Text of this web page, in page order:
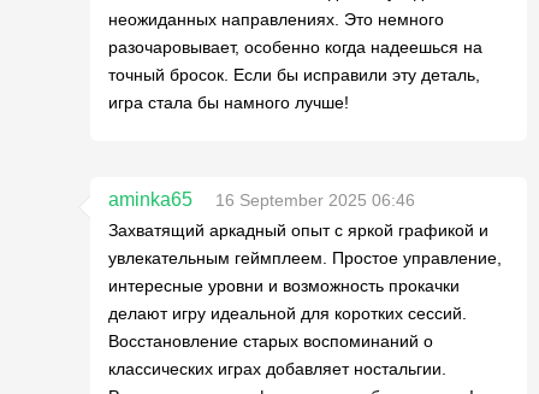
неожиданных направлениях. Это немного
разочаровывает, особенно когда надеешься на
точный бросок. Если бы исправили эту деталь,
игра стала бы намного лучше!
aminka65
16 September 2025 06:46
Захватящий аркадный опыт с яркой графикой и
увлекательным геймплеем. Простое управление,
интересные уровни и возможность прокачки
делают игру идеальной для коротких сессий.
Восстановление старых воспоминаний о
классических играх добавляет ностальгии.